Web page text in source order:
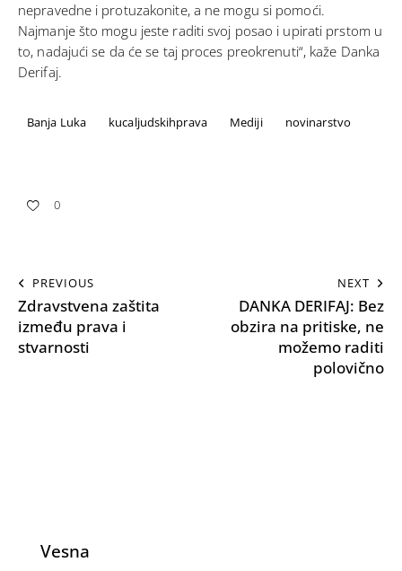
nepravedne i protuzakonite, a ne mogu si pomoći.
Najmanje što mogu jeste raditi svoj posao i upirati prstom u
to, nadajući se da će se taj proces preokrenuti“, kaže Danka
Derifaj.
Banja Luka kucaljudskihprava Mediji novinarstvo
0
PREVIOUS
Zdravstvena zaštita
između prava i
stvarnosti
NEXT
DANKA DERIFAJ: Bez
obzira na pritiske, ne
možemo raditi
polovično
Vesna